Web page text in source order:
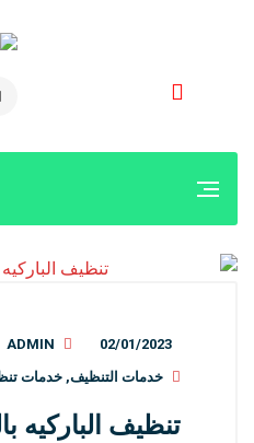
02/01/2023
ADMIN
خدمات التنظيف, خدمات
تنظيف الباركيه